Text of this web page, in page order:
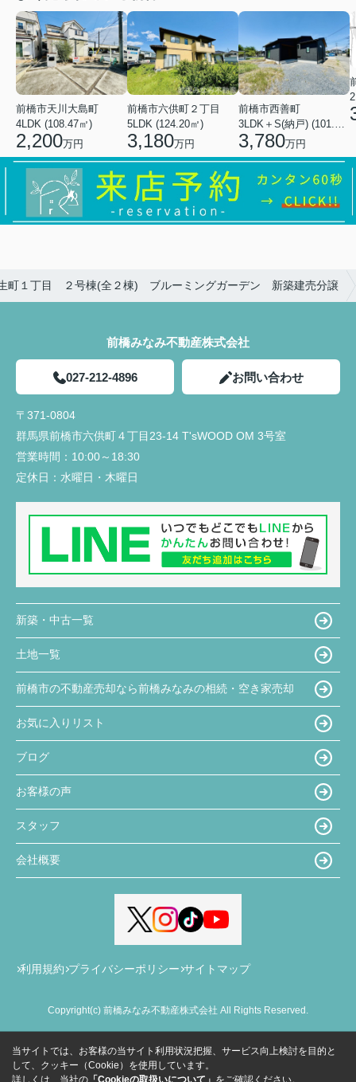
前橋市天川大島町
4LDK (108.47㎡)
2,200万円
前橋市六供町２丁目
5LDK (124.20㎡)
3,180万円
前橋市西善町
3LDK＋S(納戸) (101.02㎡)
3,780万円
町１丁目 ２号棟(全２棟) ブルーミングガーデン 新築建売分譲
前橋みなみ不動産株式会社
027-212-4896 お問い合わせ
〒371-0804
群馬県前橋市六供町４丁目23‐14 T'sWOOD OM 3号室
営業時間： 10:00～18:30
定休日： 水曜日・木曜日
新築・中古一覧
土地一覧
前橋市の不動産売却なら前橋みなみの相続・空き家売却
お気に入りリスト
ブログ
お客様の声
スタッフ
会社概要
利用規約 プライバシーポリシー サイトマップ
Copyright(c) 前橋みなみ不動産株式会社 All Rights Reserved.
当サイトでは、お客様の当サイト利用状況把握、サービス向上検討を目的と
して、クッキー（Cookie）を使用しています。
詳しくは、当社の 「Cookieの取扱いについて」 をご確認ください。